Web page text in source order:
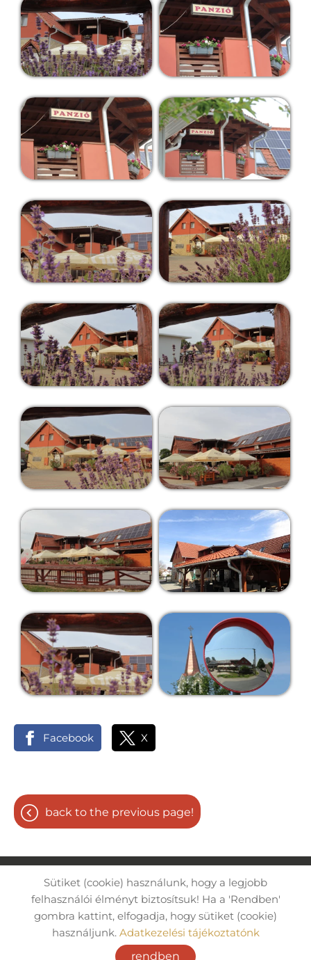
Facebook X
back to the previous page!
© 2026 - Minden jog fenntartva
Site information Privacy policy
rendben
Sütiket (cookie) használunk, hogy a legjobb
felhasználói élményt biztosítsuk! Ha a 'Rendben'
gombra kattint, elfogadja, hogy sütiket (cookie)
használjunk. Adatkezelési tájékoztatónk